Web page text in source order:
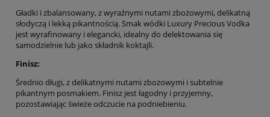
Gładki i zbalansowany, z wyraźnymi nutami zbożowymi, delikatną
słodyczą i lekką pikantnością. Smak wódki Luxury Precious Vodka
jest wyrafinowany i elegancki, idealny do delektowania się
samodzielnie lub jako składnik koktajli.
Finisz:
Średnio długi, z delikatnymi nutami zbożowymi i subtelnie
pikantnym posmakiem. Finisz jest łagodny i przyjemny,
pozostawiając świeże odczucie na podniebieniu.